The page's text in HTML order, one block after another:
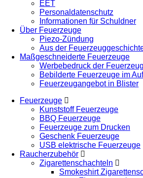
EET
Personaldatenschutz
Informationen für Schuldner
Über Feuerzeuge
Piezo-Zündung
Aus der
Maßgeschneiderte Feuerzeuge
Werbebedruck der
Bebilderte Feuerzeuge im
Feuerzeugangebot in Blister
Feuerzeuge
Kunststoff Feuerzeuge
BBQ Feuerzeuge
Feuerzeuge zum Drucken
Geschenk Feuerzeuge
USB elektrische Feuerzeuge
Raucherzubehör
Zigarettenschachteln
Smokeshirt